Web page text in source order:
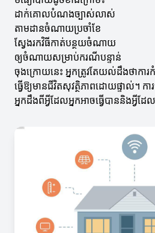
ដាក់គោលបំណងច្បាស់លាស់
តាមដានចំណាយប្រចាំខែ
ស្វែងរកវិធីកាត់បន្ថយចំណាយ
ឲ្យចំណាយសម្រាប់ករណីបន្ទាន់
ចុងក្រោយនេះ អ្នកត្រូវតែយល់ដឹងថាការកំ
ធ្វើឱ្យមានជីវិតសុវត្ថិភាពដោយផ្ទាល់។
អ្នកដឹងពីអ្វីដែលអ្នកអាចធ្វើបាននិងអ្វីដ